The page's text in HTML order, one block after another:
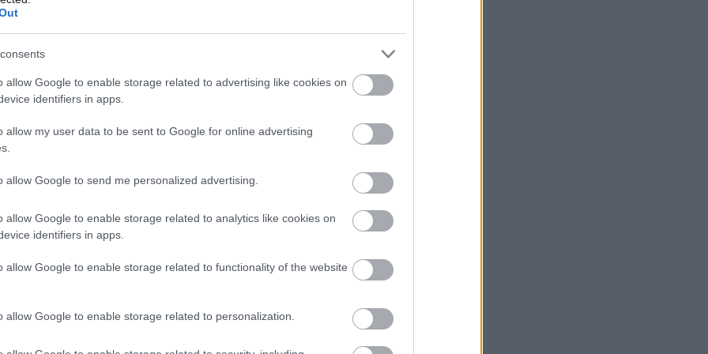
allow Google to enable storage related to advertising like cookies on
identifiers in apps.
allow my user data to be sent to Google for online advertising
allow Google to send me personalized advertising.
allow Google to enable storage related to analytics like cookies on
identifiers in apps.
allow Google to enable storage related to functionality of the website
allow Google to enable storage related to personalization.
zodiaka zīmju
viņi
atradīs veidu,
atriebties
neapdomība uz
pārbrauktuves viņai
tūkstošu eiro
“Grindeks” akcionāriem Kirovam Lipmanam
naudu 131 250 eiro apmērā par Finanšu
un vienojusies ar akcionāriem par obligātā
līdz šā gada augusta beigām.